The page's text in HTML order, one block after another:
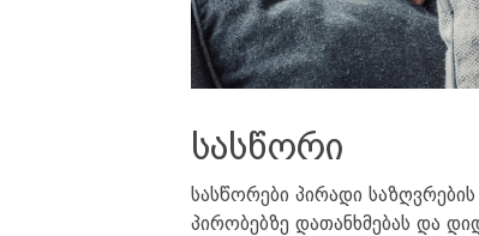
სასწორი
სასწორები პირადი
პირობებზე დათანხმებას და